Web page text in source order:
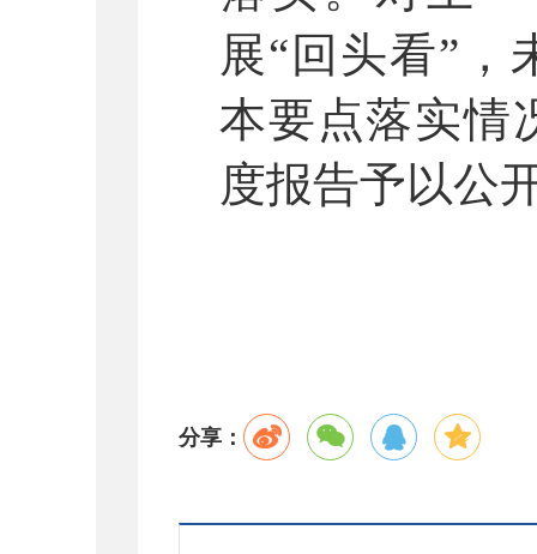
展“回头看”，
本要点落实情
度报告予以公
分享：